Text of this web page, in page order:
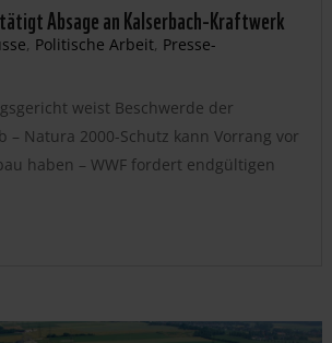
Absage an Kalserbach-Kraftwerk
, Politische Arbeit, Presse-
weist Beschwerde der
– Natura 2000-Schutz kann Vorrang vor
haben – WWF fordert endgültigen